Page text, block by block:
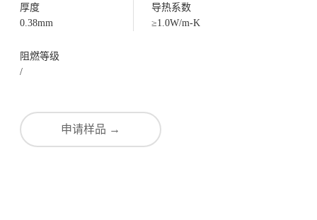
厚度
0.38mm
导热系数
≥1.0W/m-K
阻燃等级
/
申请样品 →